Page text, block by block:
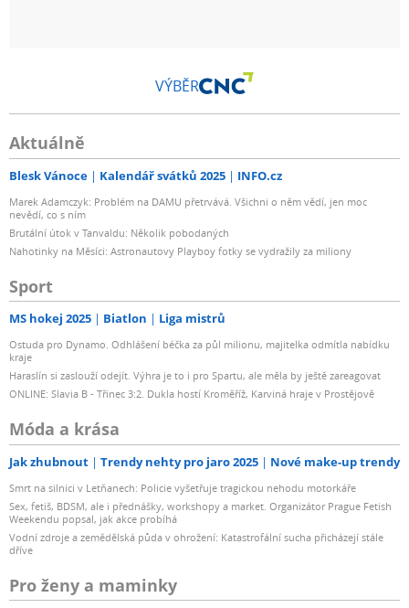
VÝBĚR
Aktuálně
Blesk Vánoce Kalendář svátků 2025 INFO.cz
Marek Adamczyk: Problém na DAMU přetrvává. Všichni o něm vědí, jen moc
nevědí, co s ním
Brutální útok v Tanvaldu: Několik pobodaných
Nahotinky na Měsíci: Astronautovy Playboy fotky se vydražily za miliony
Sport
MS hokej 2025 Biatlon Liga mistrů
Ostuda pro Dynamo. Odhlášení béčka za půl milionu, majitelka odmítla nabídku
kraje
Haraslín si zaslouží odejít. Výhra je to i pro Spartu, ale měla by ještě zareagovat
ONLINE: Slavia B - Třinec 3:2. Dukla hostí Kroměříž, Karviná hraje v Prostějově
Móda a krása
Jak zhubnout Trendy nehty pro jaro 2025 Nové make-up trendy
Smrt na silnici v Letňanech: Policie vyšetřuje tragickou nehodu motorkáře
Sex, fetiš, BDSM, ale i přednášky, workshopy a market. Organizátor Prague Fetish
Weekendu popsal, jak akce probíhá
Vodní zdroje a zemědělská půda v ohrožení: Katastrofální sucha přicházejí stále
dříve
Pro ženy a maminky